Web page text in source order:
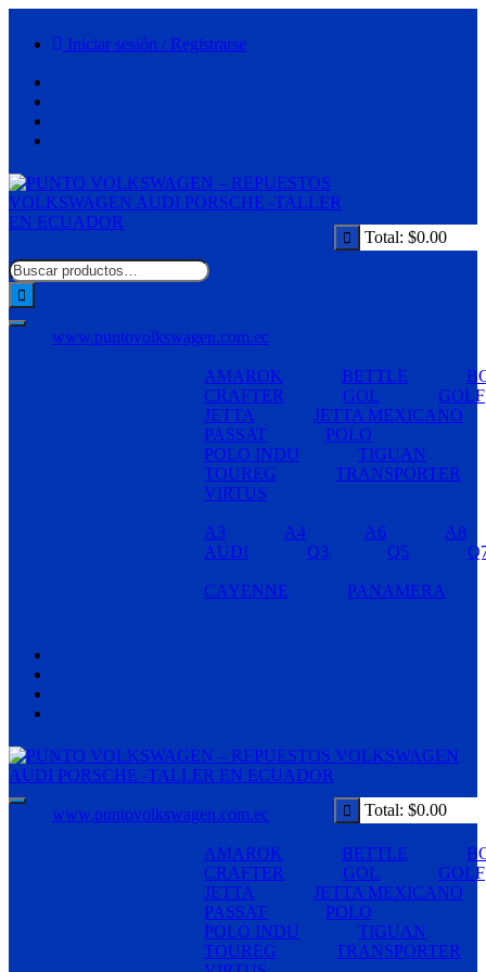
contenido
Iniciar sesión / Registrarse
Total: $0.00
www.puntovolkswagen.com.ec
AMAROK BETTLE
CRAFTER
GOL
GOLF
JETTA
JETTA MEXICANO
PASSAT
POLO
POLO INDU
TIGUAN
TOUREG
TRANSPORTER
VIRTUS
A3 A4 A6
A8
AUDI
Q3 Q5
CAYENNE PANAMERA
Total: $0.00
www.puntovolkswagen.com.ec
AMAROK BETTLE
CRAFTER
GOL
GOLF
JETTA
JETTA MEXICANO
PASSAT
POLO
POLO INDU
TIGUAN
TOUREG
TRANSPORTER